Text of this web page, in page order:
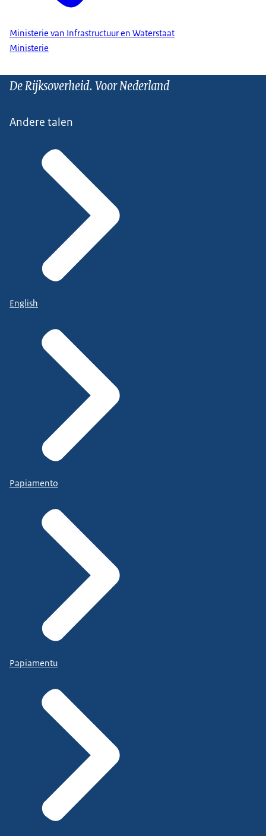
Ministerie van Infrastructuur en Waterstaat
Ministerie
De Rijksoverheid. Voor Nederland
Andere talen
English
Papiamento
Papiamentu